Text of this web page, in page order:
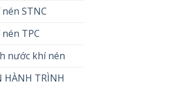
STNC
TPC
nước khí nén
HÀNH TRÌNH